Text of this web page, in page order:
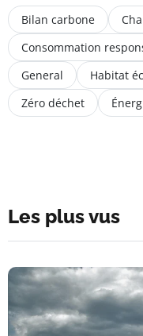
Bilan carbone
Consommation
General
Habitat
Zéro déchet
Les plus vus